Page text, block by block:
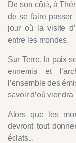
De son côté, à
de se faire passer
jour où la visite
entre les mondes.
Sur Terre, la paix
ennemis et
l’ensemble des
savoir d’où
Alors que les
devront tout
éclats...